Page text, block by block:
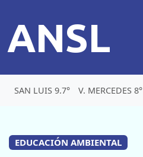
ANSL
SAN LUIS 9.7° V. MERCEDES 8°
EDUCACIÓN AMBIENTAL